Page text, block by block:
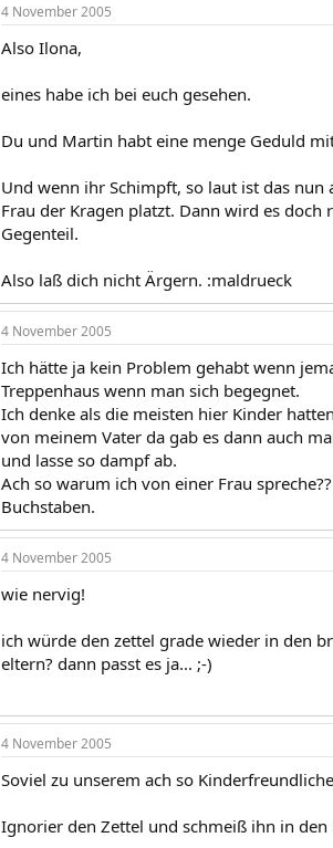
4 November 2005
Also Ilona,
eines habe ich bei euch gesehen.
Du und Martin habt eine menge Geduld
Und wenn ihr Schimpft, so laut ist das
Frau der Kragen platzt. Dann wird es
Gegenteil.
Also laß dich nicht Ärgern. :maldrueck
4 November 2005
Ich hätte ja kein Problem gehabt wenn
Treppenhaus wenn man sich begegnet.
Ich denke als die meisten hier Kinder
von meinem Vater da gab es dann auch
und lasse so dampf ab.
Ach so warum ich von einer Frau
Buchstaben.
4 November 2005
wie nervig!
ich würde den zettel grade wieder in den
eltern? dann passt es ja... ;-)
4 November 2005
Soviel zu unserem ach so
Ignorier den Zettel und schmeiß ihn in den